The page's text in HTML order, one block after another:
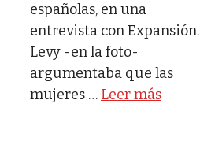
españolas, en una
entrevista con Expansión.
Levy -en la foto-
argumentaba que las
mujeres … Leer más